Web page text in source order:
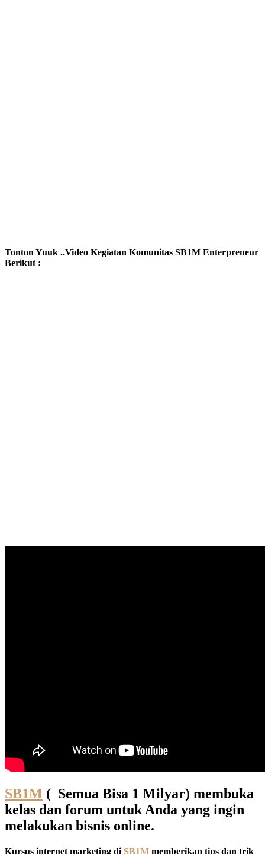
Tonton Yuuk ..Video Kegiatan Komunitas SB1M Enterpreneur
Berikut :
SB1M ( Semua Bisa 1 Milyar) membuka
kelas dan forum untuk Anda yang ingin
melakukan bisnis online.
Kursus internet marketing di SB1M memberikan tips dan trik